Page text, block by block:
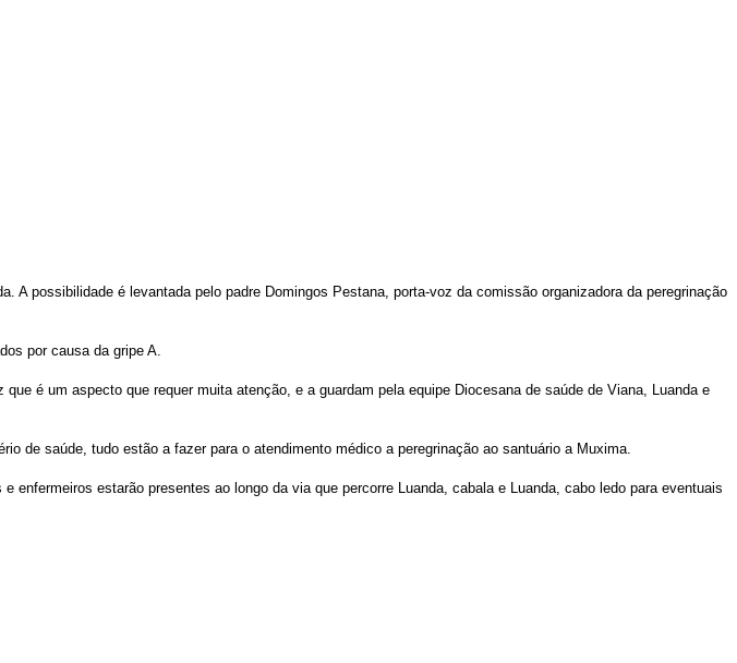
A possibilidade é levantada pelo padre Domingos Pestana, porta-voz da comissão organizadora da peregrinação
por causa da gripe A.
é um aspecto que requer muita atenção, e a guardam pela equipe Diocesana de saúde de Viana, Luanda e
de saúde, tudo estão a fazer para o atendimento médico a peregrinação ao santuário a Muxima.
estarão presentes ao longo da via que percorre Luanda, cabala e Luanda, cabo ledo para eventuais